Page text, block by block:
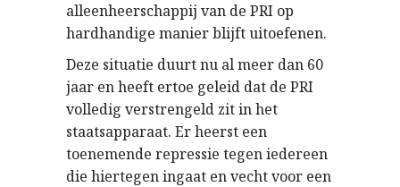
alleenheerschappij van de PRI op
hardhandige manier blijft uitoefenen.
Deze situatie duurt nu al meer dan 60
jaar en heeft ertoe geleid dat de PRI
volledig verstrengeld zit in het
staatsapparaat. Er heerst een
toenemende repressie tegen iedereen
die hiertegen ingaat en vecht voor een